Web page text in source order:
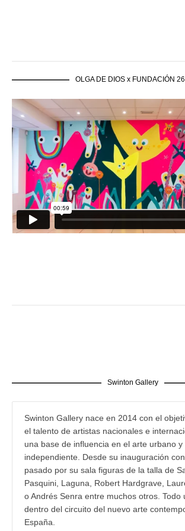
OLGA DE DIOS x FUNDACIÓN
Swinton Gallery
Swinton Gallery nace en 2014 con el
el talento de artistas nacionales e
una base de influencia en el arte urbano
independiente. Desde su inauguración
pasado por su sala figuras de la talla de
Pasquini, Laguna, Robert Hardgrave,
o Andrés Senra entre muchos otros. Todo
dentro del circuito del nuevo arte
España.